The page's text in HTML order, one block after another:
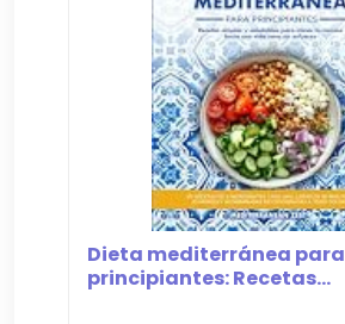
Dieta mediterránea para
principiantes: Recetas...